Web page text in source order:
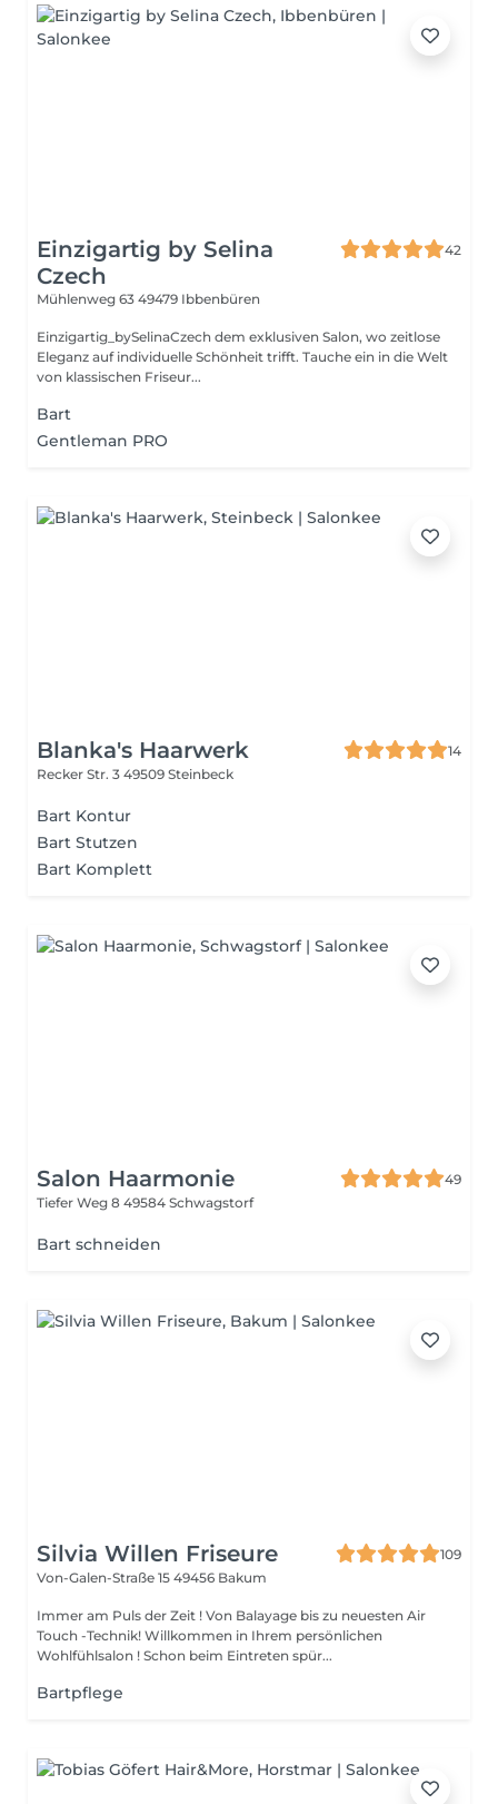
Einzigartig by Selina
Czech
42
Mühlenweg 63 49479 Ibbenbüren
Einzigartig_bySelinaCzech dem exklusiven Salon, wo zeitlose
Eleganz auf individuelle Schönheit trifft. Tauche ein in die Welt
von klassischen Friseur...
Bart
Gentleman PRO
Blanka's Haarwerk
14
Recker Str. 3 49509 Steinbeck
Bart Kontur
Bart Stutzen
Bart Komplett
Salon Haarmonie
49
Tiefer Weg 8 49584 Schwagstorf
Bart schneiden
Silvia Willen Friseure
109
Von-Galen-Straße 15 49456 Bakum
Immer am Puls der Zeit ! Von Balayage bis zu neuesten Air
Touch -Technik! Willkommen in Ihrem persönlichen
Wohlfühlsalon ! Schon beim Eintreten spür...
Bartpflege